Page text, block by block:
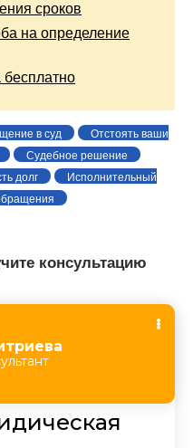
сроков
на определение
бесплатно
в суд
Отстоять ваши
Судебное решение
долг
Исполнительный
консультацию